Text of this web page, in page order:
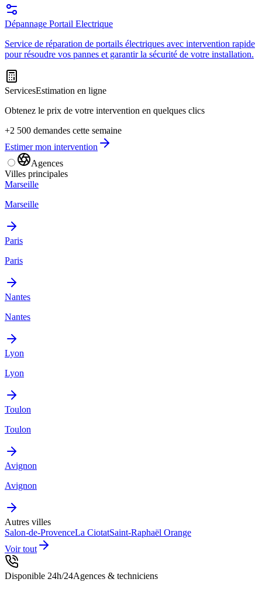
Dépannage Portail Electrique
Service de réparation de portails électriques avec intervention rapide
pour résoudre vos pannes et garantir la sécurité de votre installation.
ServicesEstimation en ligne
Obtenez le prix de votre intervention en quelques clics
+2 500 demandes cette semaine
Estimer mon intervention
Agences
Villes principales
Marseille
Marseille
Paris
Paris
Nantes
Nantes
Lyon
Lyon
Toulon
Toulon
Avignon
Avignon
Autres villes
Salon-de-ProvenceLa CiotatSaint-Raphaël Orange
Voir tout
Disponible 24h/24Agences & techniciens